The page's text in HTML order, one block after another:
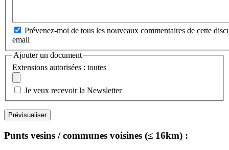
Prévenez-moi de tous les nouveaux commentaires de cette
email
Ajouter un document
Extensions autorisées : toutes
Je veux recevoir la Newsletter
Punts vesins / communes voisines (≤ 16km) :